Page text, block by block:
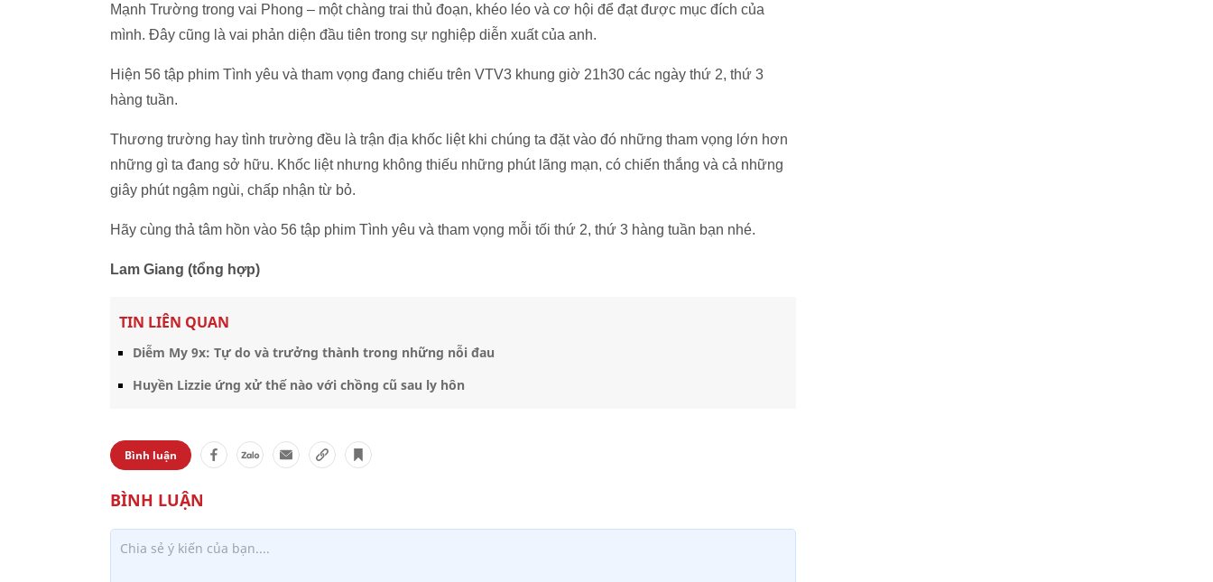
Mạnh Trường trong vai Phong – một chàng trai thủ đoạn, khéo léo và cơ hội để đạt được mục đích của
mình. Đây cũng là vai phản diện đầu tiên trong sự nghiệp diễn xuất của anh.
Hiện 56 tập phim Tình yêu và tham vọng đang chiếu trên VTV3 khung giờ 21h30 các ngày thứ 2, thứ 3
hàng tuần.
Thương trường hay tình trường đều là trận địa khốc liệt khi chúng ta đặt vào đó những tham vọng lớn hơn
những gì ta đang sở hữu. Khốc liệt nhưng không thiếu những phút lãng mạn, có chiến thắng và cả những
giây phút ngậm ngùi, chấp nhận từ bỏ.
Hãy cùng thả tâm hồn vào 56 tập phim Tình yêu và tham vọng mỗi tối thứ 2, thứ 3 hàng tuần bạn nhé.
Lam Giang (tổng hợp)
TIN LIÊN QUAN
Diễm My 9x: Tự do và trưởng thành trong những nỗi đau
Huyền Lizzie ứng xử thế nào với chồng cũ sau ly hôn
Bình luận